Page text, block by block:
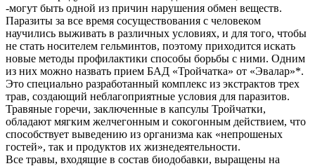
-могут быть одной из причин нарушения обмен веществ.
Паразиты за все время сосуществования с человеком
научились выживать в различных условиях, и для того, чтобы
не стать носителем гельминтов, поэтому приходится искать
новые методы профилактики способы борьбы с ними. Одним
из них можно назвать прием БАД «Тройчатка» от «Эвалар»*.
Это специально разработанный комплекс из экстрактов трех
трав, создающий неблагоприятные условия для паразитов.
Травяные горечи, заключенные в капсулы Тройчатки,
обладают мягким желчегонным и сокогонным действием, что
способствует выведению из организма как «непрошеных
гостей», так и продуктов их жизнедеятельности.
Все травы, входящие в состав биодобавки, выращены на